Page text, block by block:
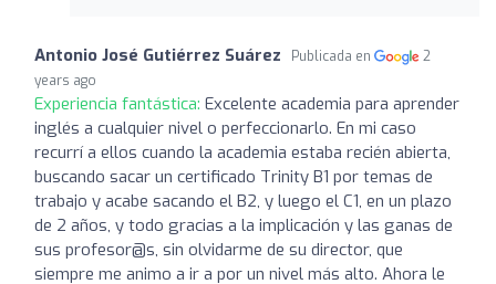
Antonio José Gutiérrez Suárez Publicada en
2
years ago
Experiencia fantástica: Excelente academia para aprender
inglés a cualquier nivel o perfeccionarlo. En mi caso
recurrí a ellos cuando la academia estaba recién abierta,
buscando sacar un certificado Trinity B1 por temas de
trabajo y acabe sacando el B2, y luego el C1, en un plazo
de 2 años, y todo gracias a la implicación y las ganas de
sus profesor@s, sin olvidarme de su director, que
siempre me animo a ir a por un nivel más alto. Ahora le